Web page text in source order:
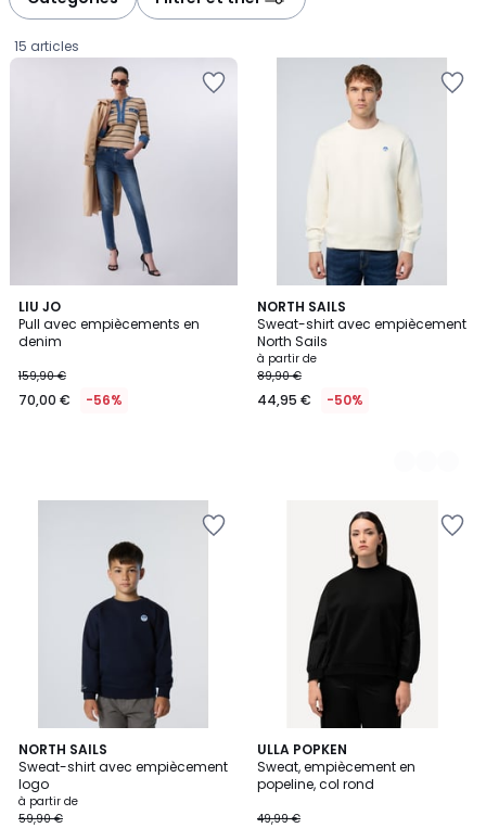
15 articles
LIU JO
Pull avec empiècements en
denim
€
au
159,90 €
70,00 € -56%
NORTH SAILS
Sweat-shirt avec empiècement
North Sails
à partir de
89,90 €
44,95 € -50%
6
Couleurs
NORTH SAILS
Sweat-shirt avec empiècement
logo
à partir de
59,90 €
3
Couleurs
ULLA POPKEN
Sweat, empiècement en
popeline, col rond
49,99 €